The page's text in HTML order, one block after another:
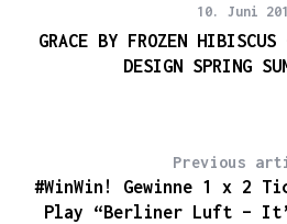
10. Juni
GRACE BY FROZEN
DESIGN SPRING
Previous
#WinWin! Gewinne 1 x 2
Play “Berliner Luft –